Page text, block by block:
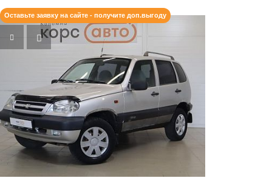
Оставьте заявку на сайте - получите доп.выгоду